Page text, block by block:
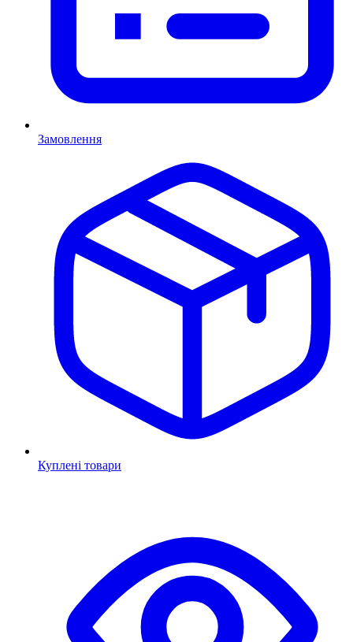
Замовлення
Куплені товари